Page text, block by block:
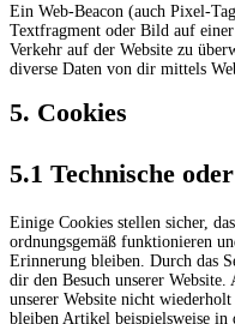
Ein Web-Beacon (auch Pixel-
Textfragment oder Bild auf
Verkehr auf der Website zu
diverse Daten von dir mittels
5. Cookies
5.1 Technische
Einige Cookies stellen sicher,
ordnungsgemäß funktionieren
Erinnerung bleiben. Durch das
dir den Besuch unserer Website.
unserer Website nicht
bleiben Artikel beispielsweise in